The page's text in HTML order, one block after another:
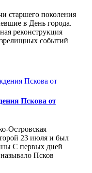
старшего поколения
в День города.
реконструкция
событий
Пскова от
Островская
23 июля и был
С первых дней
Псков